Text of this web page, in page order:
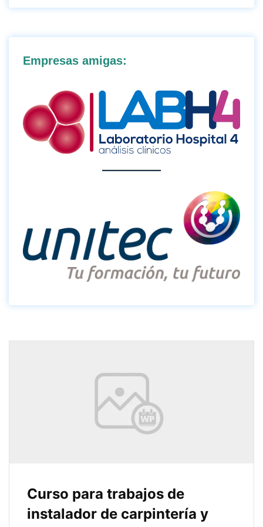
Empresas amigas:
Curso para trabajos de
instalador de carpintería y